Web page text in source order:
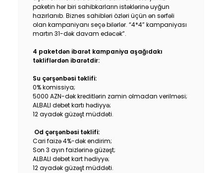
Кешбэк
Тарифы
Кадровые ресурсы
Связь с банком
paketin hər biri sahibkarların istəklərinə uyğun
hazırlanıb. Biznes sahibləri özləri üçün ən sərfəli
olan kampaniyanı seçə bilərlər. “4*4” kampaniyası
martın 31-dək davam edəcək”.
4 paketdən ibarət kampaniya aşağıdakı
təkliflərdən ibarətdir:
Su çərşənbəsi təklifi:
0% komissiya;
5000 AZN-dək kreditlərin zamin olmadan verilməsi;
ALBALI debet kartı hədiyyə;
12 ayadək güzəşt müddəti.
Od çərşənbəsi təklifi:
Cari faizə 4%-dək endirim;
Son 3 ayın faizlərinə güzəşt;
ALBALI debet kart hədiyyə;
12 ayadək güzəşt müddəti.